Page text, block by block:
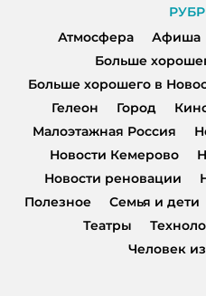
Атмосфера
Афиша
Больше
Больше хорошего в
Гелеон
Город
Малоэтажная Россия
Новости Кемерово
Новости реновации
Полезное
Семья и дети
Театры
Человек